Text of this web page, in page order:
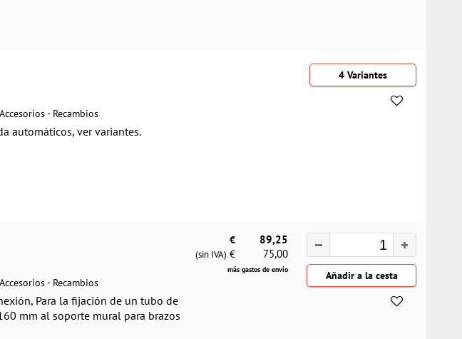
Accesorios - Recambios
automáticos, ver variantes.
4 Variantes
Accesorios - Recambios
Para la fijación de un tubo de
mm al soporte mural para brazos
€ 89,25
(sin IVA) € 75,00
más gastos de envío